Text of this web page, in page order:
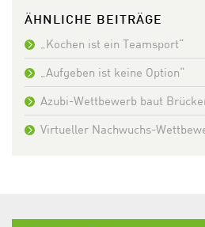
ÄHNLICHE BEITRÄGE
„Kochen ist ein Teamsport“
„Aufgeben ist keine Option“
Azubi-Wettbewerb baut
Virtueller Nachwuchs-